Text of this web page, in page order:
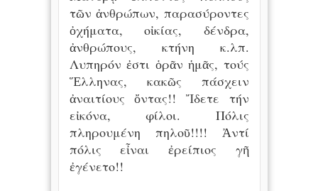
τῶν ἀνθρώπων, παρασύροντες
ὀχήματα, οἰκίας, δένδρα,
ἀνθρώπους, κτήνη κ.λπ.
Λυπηρόν ἐστι ὁρᾶν ἡμᾶς, τούς
Ἕλληνας, κακῶς πάσχειν
ἀναιτίους ὄντας!! Ἴδετε τήν
εἰκόνα, φίλοι. Πόλις
πληρουμένη πηλοῦ!!!! Ἀντί
πόλις εἶναι ἐρείπιος γῆ
ἐγένετο!!